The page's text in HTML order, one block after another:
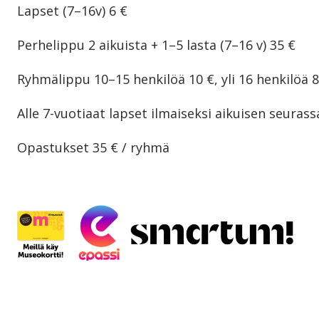
Lapset (7–16v) 6 €
Perhelippu 2 aikuista + 1–5 lasta (7–16 v) 35 €
Ryhmälippu 10–15 henkilöä 10 €, yli 16 henkilöä
Alle 7-vuotiaat lapset ilmaiseksi aikuisen
Opastukset 35 € / ryhmä